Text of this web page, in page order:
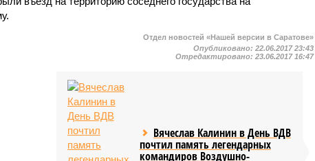
Отдел новостей «Нашей версии в Саратове»
Опубликовано:22.06.2017 23:43
Отредактировано:23.06.2017 16:47
Вячеслав Калинин в День ВДВ
почтил память легендарных
командиров Воздушно-